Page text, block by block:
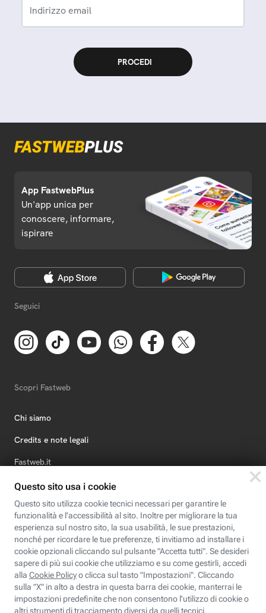
Indirizzo email
App FastwebPlus
Un'app unica per
conoscere, informare,
ispirare
Seguici
Scopri Fastweb
Chi siamo
Credits e note legali
Fastweb.it
Formazione
Fastweb Digital Academy
STEP FuturAbility District